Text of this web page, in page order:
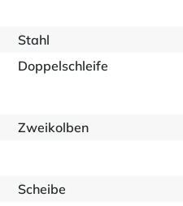
Stahl
Doppelschleife
Zweikolben
Scheibe